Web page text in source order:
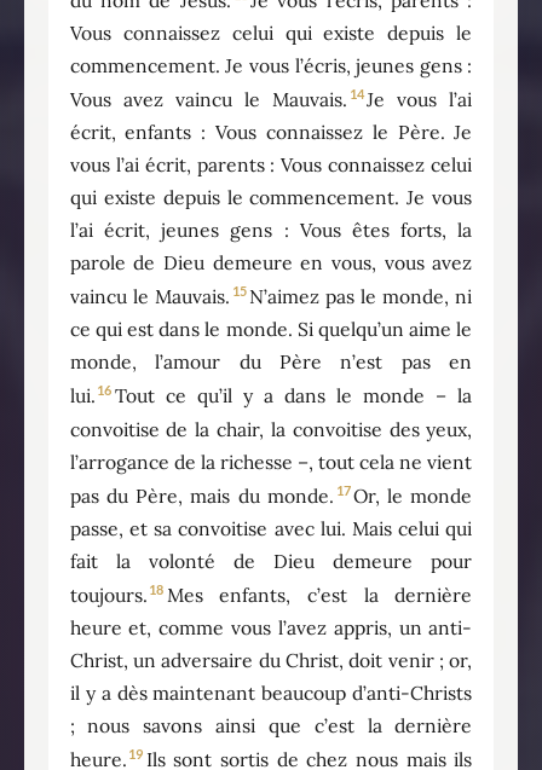
Vous connaissez celui qui existe depuis le
commencement. Je vous l’écris, jeunes gens :
Vous avez vaincu le Mauvais. 14Je vous l’ai
écrit, enfants : Vous connaissez le Père. Je
vous l’ai écrit, parents : Vous connaissez celui
qui existe depuis le commencement. Je vous
l’ai écrit, jeunes gens : Vous êtes forts, la
parole de Dieu demeure en vous, vous avez
vaincu le Mauvais. 15 N’aimez pas le monde, ni
ce qui est dans le monde. Si quelqu’un aime le
monde, l’amour du Père n’est pas en
lui. 16 Tout ce qu’il y a dans le monde – la
convoitise de la chair, la convoitise des yeux,
l’arrogance de la richesse –, tout cela ne vient
pas du Père, mais du monde. 17Or, le monde
passe, et sa convoitise avec lui. Mais celui qui
fait la volonté de Dieu demeure pour
toujours. 18 Mes enfants, c’est la dernière
heure et, comme vous l’avez appris, un anti-
Christ, un adversaire du Christ, doit venir ; or,
il y a dès maintenant beaucoup d’anti-Christs
; nous savons ainsi que c’est la dernière
heure. 19 Ils sont sortis de chez nous mais ils